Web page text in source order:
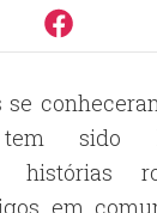
se
sido
histórias
em